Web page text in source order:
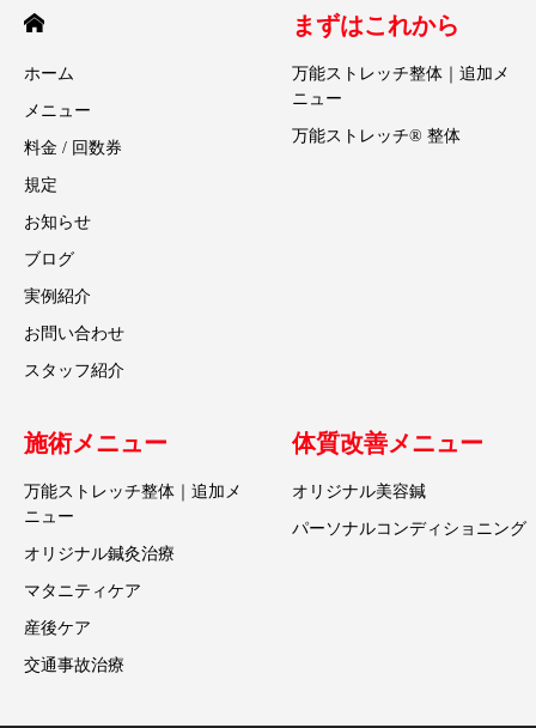
ホーム
メニュー
料金 / 回数券
規定
お知らせ
ブログ
実例紹介
お問い合わせ
スタッフ紹介
まずはこれから
万能ストレッチ整体｜追加メ
ニュー
万能ストレッチ® 整体
施術メニュー
万能ストレッチ整体｜追加メ
ニュー
オリジナル鍼灸治療
マタニティケア
産後ケア
交通事故治療
体質改善メニュー
オリジナル美容鍼
パーソナルコンディショニング